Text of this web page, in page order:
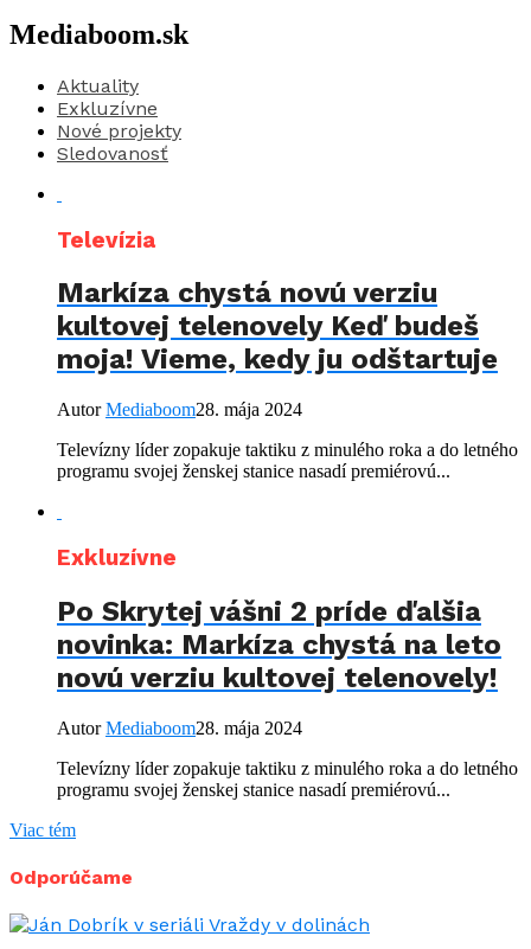
Mediaboom.sk
Aktuality
Exkluzívne
Nové projekty
Sledovanosť
Televízia
Markíza chystá novú verziu
kultovej telenovely Keď budeš
moja! Vieme, kedy ju odštartuje
AutorMediaboom28. mája 2024
Televízny líder zopakuje taktiku z minulého roka a do letného
programu svojej ženskej stanice nasadí premiérovú...
Exkluzívne
Po Skrytej vášni 2 príde ďalšia
novinka: Markíza chystá na leto
novú verziu kultovej telenovely!
AutorMediaboom28. mája 2024
Televízny líder zopakuje taktiku z minulého roka a do letného
programu svojej ženskej stanice nasadí premiérovú...
Viac tém
Odporúčame